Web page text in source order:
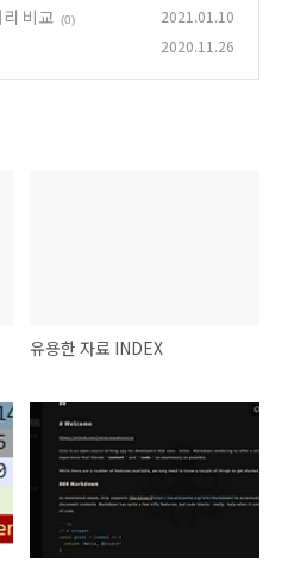
비교 (0) 2021.01.10
2020.11.26
유용한 자료 INDEX